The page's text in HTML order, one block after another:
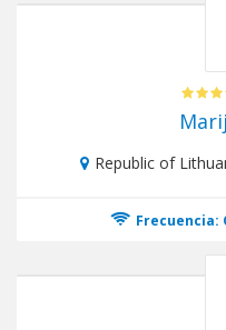
Republic of
Frecuencia: